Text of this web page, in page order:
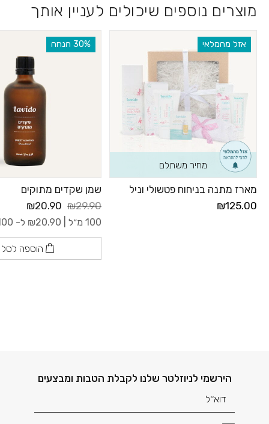
מוצרים נוספים שיכולים לעניין אותך
אזל מהמלאי
מחיר משתלם
מארז מתנה בניחוח פטשולי וניל
₪125.00
‫30% הנחה
שמן שקדים מתוקים
₪29.90
₪20.90
100 מ״ל | ₪20.90 ל- 100 מ"ל
הוספה לסל
הירשמי לניוזלטר שלנו לקבלת הטבות ומבצעים
דוא׳׳ל